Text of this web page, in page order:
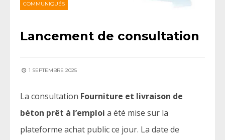
COMMUNIQUÉS
Lancement de consultation
1 SEPTEMBRE 2025
La consultation Fourniture et livraison de
béton prêt à l’emploi a été mise sur la
plateforme achat public ce jour. La date de